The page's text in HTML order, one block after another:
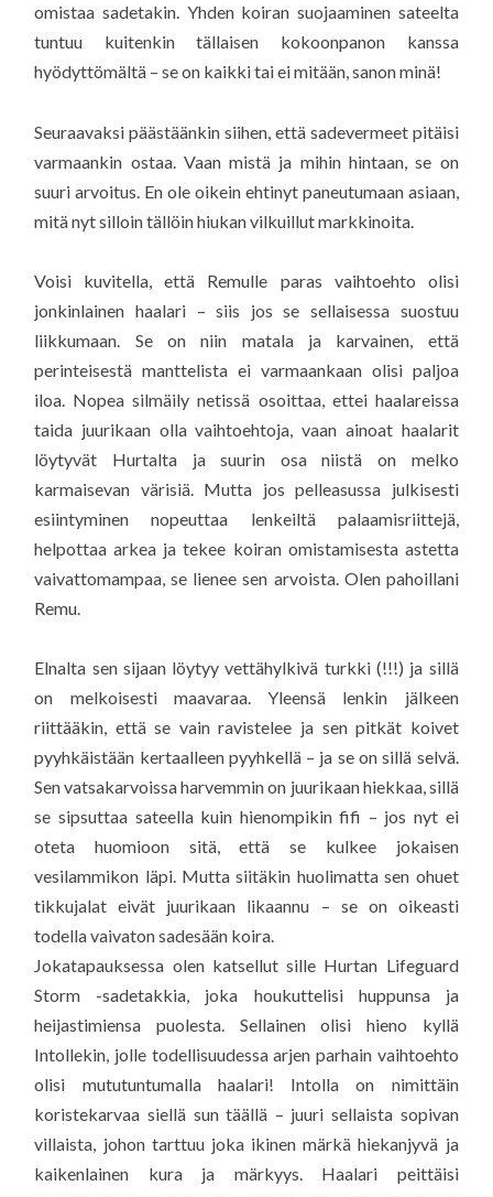
omistaa sadetakin. Yhden koiran suojaaminen sateelta
tuntuu kuitenkin tällaisen kokoonpanon kanssa
hyödyttömältä – se on kaikki tai ei mitään, sanon minä!
Seuraavaksi päästäänkin siihen, että sadevermeet pitäisi
varmaankin ostaa. Vaan mistä ja mihin hintaan, se on
suuri arvoitus. En ole oikein ehtinyt paneutumaan asiaan,
mitä nyt silloin tällöin hiukan vilkuillut markkinoita.
Voisi kuvitella, että Remulle paras vaihtoehto olisi
jonkinlainen haalari – siis jos se sellaisessa suostuu
liikkumaan. Se on niin matala ja karvainen, että
perinteisestä manttelista ei varmaankaan olisi paljoa
iloa. Nopea silmäily netissä osoittaa, ettei haalareissa
taida juurikaan olla vaihtoehtoja, vaan ainoat haalarit
löytyvät Hurtalta ja suurin osa niistä on melko
karmaisevan värisiä. Mutta jos pelleasussa julkisesti
esiintyminen nopeuttaa lenkeiltä palaamisriittejä,
helpottaa arkea ja tekee koiran omistamisesta astetta
vaivattomampaa, se lienee sen arvoista. Olen pahoillani
Remu.
Elnalta sen sijaan löytyy vettähylkivä turkki (!!!) ja sillä
on melkoisesti maavaraa. Yleensä lenkin jälkeen
riittääkin, että se vain ravistelee ja sen pitkät koivet
pyyhkäistään kertaalleen pyyhkellä – ja se on sillä selvä.
Sen vatsakarvoissa harvemmin on juurikaan hiekkaa, sillä
se sipsuttaa sateella kuin hienompikin fifi – jos nyt ei
oteta huomioon sitä, että se kulkee jokaisen
vesilammikon läpi. Mutta siitäkin huolimatta sen ohuet
tikkujalat eivät juurikaan likaannu – se on oikeasti
todella vaivaton sadesään koira.
Jokatapauksessa olen katsellut sille Hurtan Lifeguard
Storm -sadetakkia, joka houkuttelisi huppunsa ja
heijastimiensa puolesta. Sellainen olisi hieno kyllä
Intollekin, jolle todellisuudessa arjen parhain vaihtoehto
olisi mututuntumalla haalari! Intolla on nimittäin
koristekarvaa siellä sun täällä – juuri sellaista sopivan
villaista, johon tarttuu joka ikinen märkä hiekanjyvä ja
kaikenlainen kura ja märkyys. Haalari peittäisi